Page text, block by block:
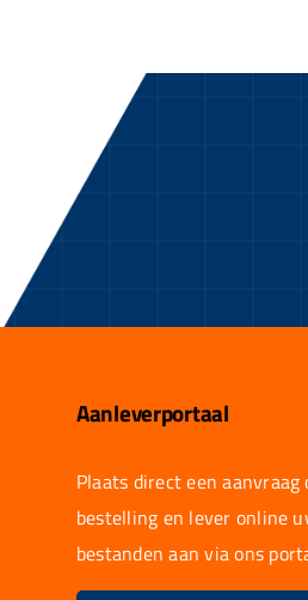
Aanleverportaal
Plaats direct een aanvraag
bestelling en lever online
bestanden aan via ons